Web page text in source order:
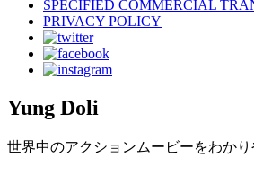
SPECIFIED COMMERCIAL
PRIVACY POLICY
Yung Doli
世界中のアクションムービーをわかり